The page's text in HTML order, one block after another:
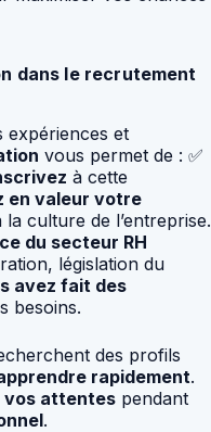
dans le recrutement
expériences et
vous permet de : ✅
à cette
en valeur votre
culture de l’entreprise.
du secteur RH
législation du
avez fait des
besoins.
des profils
rapidement.
vos attentes pendant
.